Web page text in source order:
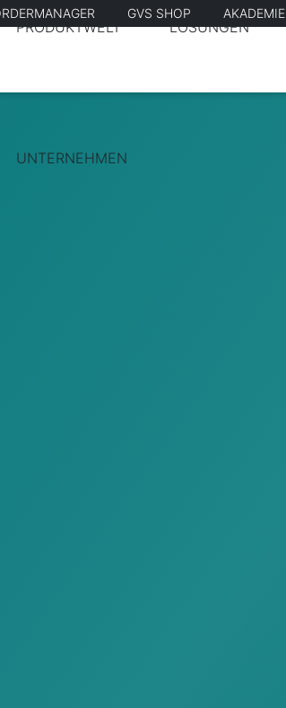
PRODUKTWELT LÖSUNGEN
UNTERNEHMEN
GVS SHOP AKADEMIE